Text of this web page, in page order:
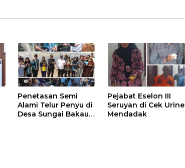
Penetasan Semi
Alami Telur Penyu di
Desa Sungai Bakau
Pejabat Eselon III
Seruyan di Cek Urine
Mendadak